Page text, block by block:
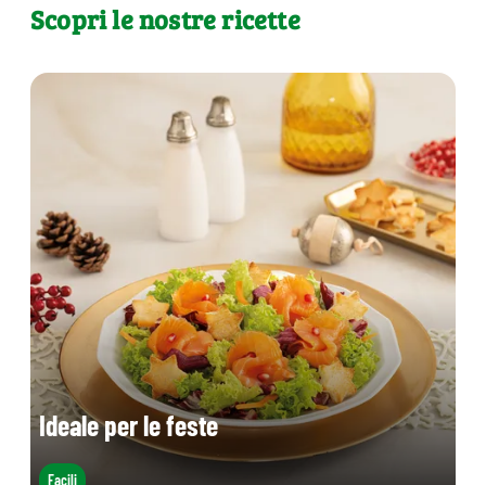
Scopri le nostre ricette
Ideale per le feste
Facili